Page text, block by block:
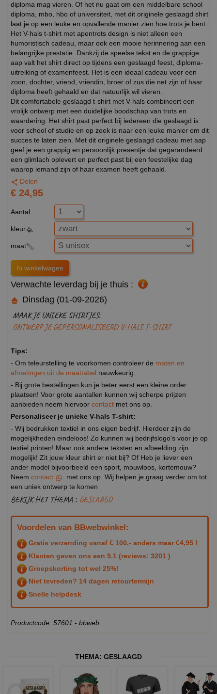
diploma mag vieren. Of het nu gaat om een middelbare school
diploma, mbo, hbo of universiteit, met dit originele geslaagd shirt
laat je op een leuke en opvallende manier zien hoe trots je bent.
Het V-hals t-shirt met apentrots design is niet alleen een
humoristisch cadeau, maar ook een mooie herinnering aan een
belangrijke prestatie. Dankzij de speelse tekst en de grappige
aap valt het shirt direct op tijdens een geslaagd feest, diploma-
uitreiking of examenfeest. Het is een ideaal cadeau voor een
zoon, dochter, vriend, vriendin, broer of zus die net zijn of haar
diploma heeft gehaald en dat natuurlijk wil vieren.
Dit comfortabele geslaagd t-shirt met V-hals combineert een
vrolijk ontwerp met een duidelijke boodschap van trots en
waardering. Het shirt past perfect bij iedereen die geslaagd is
voor school of studie en op zoek is naar een leuke manier om dit
succes te laten zien. Met dit originele geslaagd cadeau met aap
geef je een grappig en persoonlijk presentje dat gegarandeerd
een glimlach oplevert en perfect past bij een feestelijke dag
waarop iemand zijn of haar examen heeft gehaald.
Delen
€ 24,95
Aantal :
kleur :
maat :
Verwachte leverdag bij je thuis :
Dinsdag (01-09-2026)
MAAK JE UNIEKE SHIRTJES:
ONTWERP JE GEPERSONALISEERD V-HALS T-SHIRT
Tips:
- Om teleurstelling te voorkomen controleer de maten en
afmetingen uit de maattabel nauwkeurig.
- Bij grote bestellingen kun je beter eerst een kleine order
plaatsen! Voor grote aantallen kunnen wij scherpe prijzen
aanbieden neem hiervoor contact met ons op.
Personaliseer je unieke V-hals T-shirt:
- Wij bedrukken textiel in ons eigen bedrijf. Hierdoor zijn de
mogelijkheden eindeloos! Zo kunnen wij bedrijfslogo's voor je op
textiel printen! Maar ook andere teksten en afbeelding zijn
mogelijk! Zit jouw kleur shirt er niet bij? Of Heb je liever een
ander model bijvoorbeeld een sport, mouwloos, kortemouw?
Neem contact
met ons op. Wij helpen je graag verder om tot
een uniek ontwerp te komen
BEKIJK HET THEMA : GESLAAGD
Voordelen van BBwebwinkel:
Gratis verzending vanaf € 100,- anders maar €4,95 !
Klanten geven ons een 9.1 (reviews: 3201 )
Groepskorting tot wel 25%!
Niet tevreden? 14 dagen retourtermijn
Snelle helpdesk
Productcode: 57601 - bbweb
THEMA: GESLAAGD